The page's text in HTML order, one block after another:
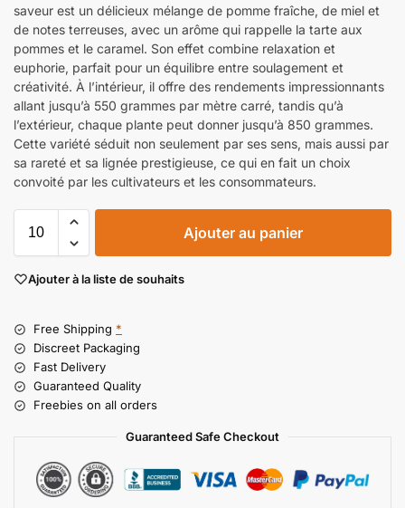
saveur est un délicieux mélange de pomme fraîche, de miel et
de notes terreuses, avec un arôme qui rappelle la tarte aux
pommes et le caramel. Son effet combine relaxation et
euphorie, parfait pour un équilibre entre soulagement et
créativité. À l’intérieur, il offre des rendements impressionnants
allant jusqu’à 550 grammes par mètre carré, tandis qu’à
l’extérieur, chaque plante peut donner jusqu’à 850 grammes.
Cette variété séduit non seulement par ses sens, mais aussi par
sa rareté et sa lignée prestigieuse, ce qui en fait un choix
convoité par les cultivateurs et les consommateurs.
Ajouter au panier
Ajouter à la liste de souhaits
Free Shipping *
Discreet Packaging
Fast Delivery
Guaranteed Quality
Freebies on all orders
Guaranteed Safe Checkout